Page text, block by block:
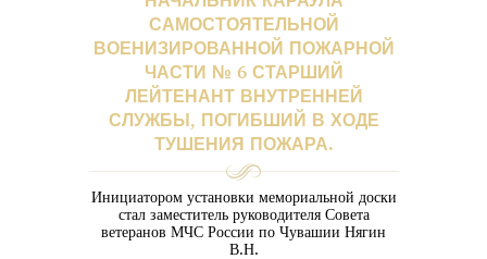
САМОСТОЯТЕЛЬНОЙ
ВОЕНИЗИРОВАННОЙ ПОЖАРНОЙ
ЧАСТИ № 6 СТАРШИЙ
ЛЕЙТЕНАНТ ВНУТРЕННЕЙ
СЛУЖБЫ, ПОГИБШИЙ В ХОДЕ
ТУШЕНИЯ ПОЖАРА.
Инициатором установки мемориальной доски
стал заместитель руководителя Совета
ветеранов МЧС России по Чувашии Нягин
В.Н.